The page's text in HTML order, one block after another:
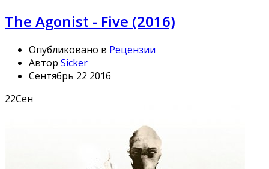
The Agonist - Five (2016)
Опубликовано в Рецензии
Автор Sicker
Сентябрь 22 2016
22Сен